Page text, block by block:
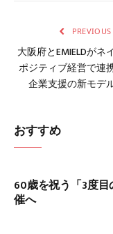
大阪府とEMIELDがネ
ポジティブ経営で
企業支援の新モデ
おすすめ
60歳を祝う「3度
催へ